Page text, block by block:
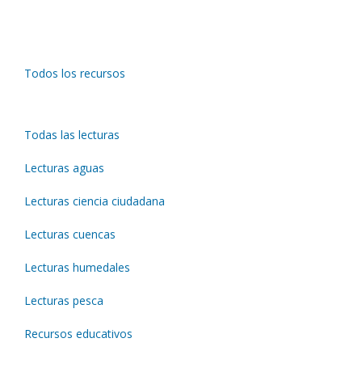
Todos los recursos
Todas las lecturas
Lecturas aguas
Lecturas ciencia ciudadana
Lecturas cuencas
Lecturas humedales
Lecturas pesca
Recursos educativos